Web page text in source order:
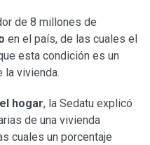
de 8 millones de
en el país, de las cuales el
esta condición es un
la vivienda.
hogar, la Sedatu explicó
de una vivienda
cuales un porcentaje